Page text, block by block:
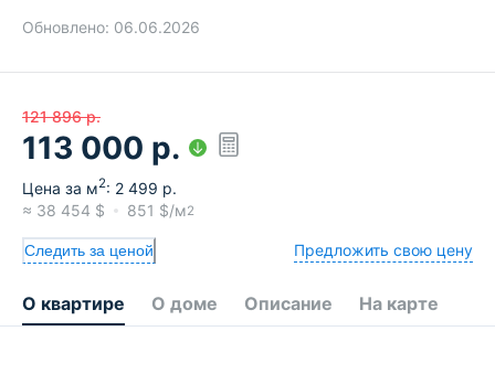
Обновлено: 06.06.2026
121 896 р.
113 000 р.
Цена за м2: 2 499 р.
≈ 38 454 $ 851 $/м2
Следить за ценой Предложить свою цену
О квартире О доме Описание На карте